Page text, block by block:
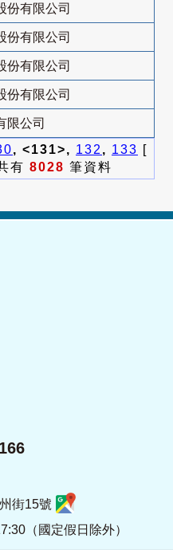
份有限公司
份有限公司
份有限公司
份有限公司
限公司
, <131>, 132 , 133 [
有 8028 筆資料
街15號
（國定假日除外）